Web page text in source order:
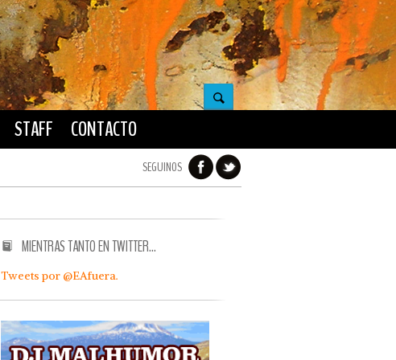
STAFF CONTACTO
SEGUINOS
MIENTRAS TANTO EN TWITTER…
Tweets por @EAfuera.